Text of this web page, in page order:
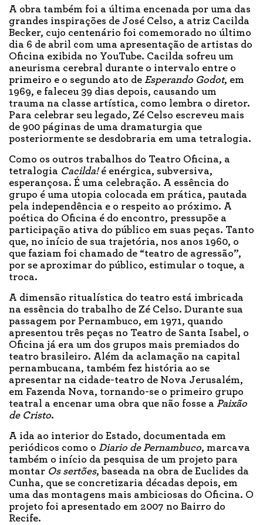
A obra também foi a última encenada por uma das
grandes inspirações de José Celso, a atriz Cacilda
Becker, cujo centenário foi comemorado no último
dia 6 de abril com uma apresentação de artistas do
Oficina exibida no YouTube. Cacilda sofreu um
aneurisma cerebral durante o intervalo entre o
primeiro e o segundo ato de Esperando Godot, em
1969, e faleceu 39 dias depois, causando um
trauma na classe artística, como lembra o diretor.
Para celebrar seu legado, Zé Celso escreveu mais
de 900 páginas de uma dramaturgia que
posteriormente se desdobraria em uma tetralogia.
Como os outros trabalhos do Teatro Oficina, a
tetralogia Cacilda!é enérgica, subversiva,
esperançosa. É uma celebração. A essência do
grupo é uma utopia colocada em prática, pautada
pela independência e o respeito ao próximo. A
poética do Oficina é do encontro, pressupõe a
participação ativa do público em suas peças. Tanto
que, no início de sua trajetória, nos anos 1960, o
que faziam foi chamado de “teatro de agressão”,
por se aproximar do público, estimular o toque, a
troca.
A dimensão ritualística do teatro está imbricada
na essência do trabalho de Zé Celso. Durante sua
passagem por Pernambuco, em 1971, quando
apresentou três peças no Teatro de Santa Isabel, o
Oficina já era um dos grupos mais premiados do
teatro brasileiro. Além da aclamação na capital
pernambucana, também fez história ao se
apresentar na cidade-teatro de Nova Jerusalém,
em Fazenda Nova, tornando-se o primeiro grupo
teatral a encenar uma obra que não fosse a Paixão
de Cristo.
A ida ao interior do Estado, documentada em
periódicos como o Diario de Pernambuco, marcava
também o início da pesquisa de um projeto para
montar Os sertões, baseada na obra de Euclides da
Cunha, que se concretizaria décadas depois, em
uma das montagens mais ambiciosas do Oficina. O
projeto foi apresentado em 2007 no Bairro do
Recife.